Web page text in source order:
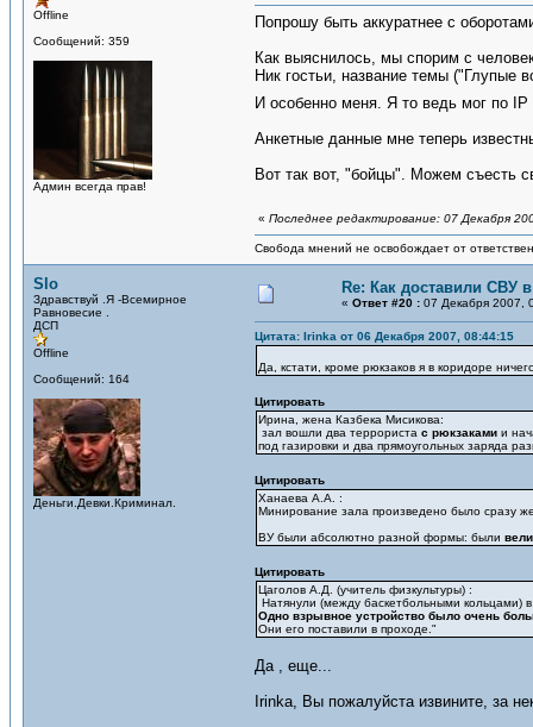
Offline
Сообщений: 359
Админ всегда прав!
Попрошу быть аккуратнее с
Как выяснилось, мы спорим с
Ник гостьи, название темы ("Глупые
И особенно меня. Я то ведь мог по
Анкетные данные мне теперь
Вот так вот, "бойцы". Можем съесть
« Последнее редактирование: 07 Декабря
Свобода мнений не освобождает от
Slo
Здравствуй .Я -Всемирное
Равновесие .
ДСП
Offline
Сообщений: 164
Деньги.Девки.Криминал.
Re: Как доставили СВУ
« Ответ #20 : 07 Декабря 2007,
Цитата: Irinka от 06 Декабря 2007, 08:44:15
Да, кстати, кроме рюкзаков я в коридоре
Цитировать
Ирина, жена Казбека Мисикова:
зал вошли два террориста с рюкзаками и
под газировки и два прямоугольных заряда
Цитировать
Ханаева А.А. :
Минирование зала произведено было сразу
ВУ были абсолютно разной формы: были
Цитировать
Цаголов А.Д. (учитель физкультуры) :
Натянули (между баскетбольными кольцами)
Одно взрывное устройство было очень
Они его поставили в проходе."
Да , еще...
Irinka, Вы пожалуйста извините, за